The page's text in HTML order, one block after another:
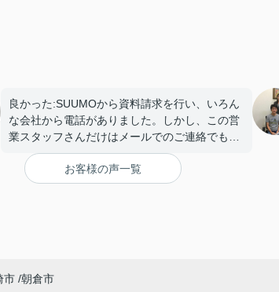
良かった:SUUMOから資料請求を行い、いろん
な会社から電話がありました。しかし、この営
業スタッフさんだけはメールでのご連絡でも大
丈夫と他社とは違いこちらの都合を考えた返信
で凄く好感が持てました。全く知識がない私に
もわかりやすく説明していただきました。優し
た。
お客様の声一覧
市 朝倉市